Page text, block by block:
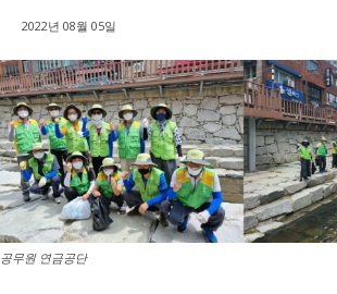
2022년 08월 05일
공무원 연금공단